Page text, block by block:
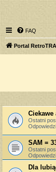
FAQ
Portal
Ostatni
SAM =
Ostatni
Dla